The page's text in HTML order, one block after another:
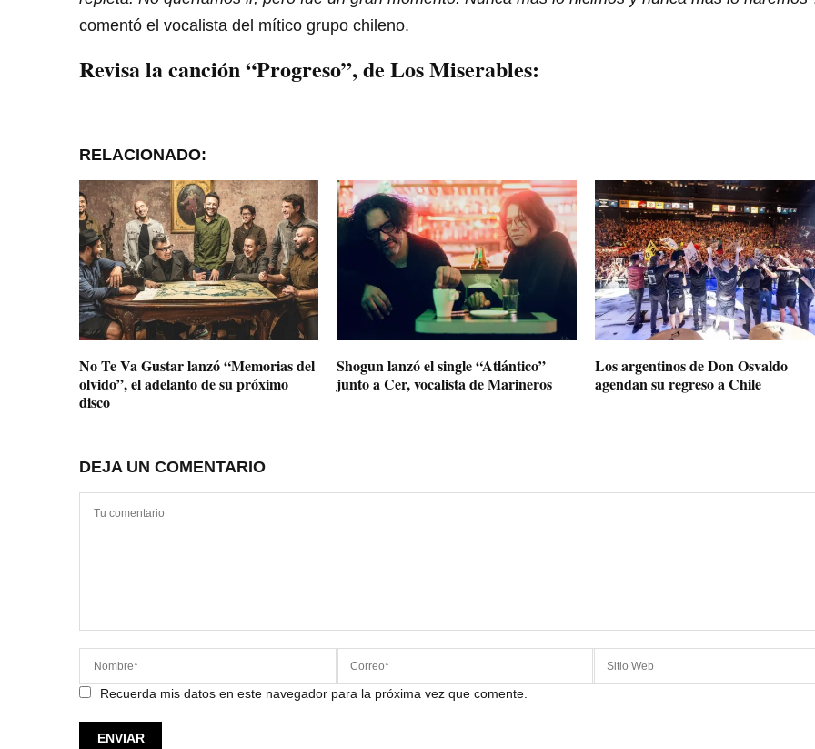
comentó el vocalista del mítico grupo chileno.
Revisa la canción “Progreso”, de Los Miserables:
RELACIONADO:
No Te Va Gustar lanzó “Memorias del
olvido”, el adelanto de su próximo
disco
Shogun lanzó el single “Atlántico”
junto a Cer, vocalista de Marineros
Los argentinos de Don Osvaldo
agendan su regreso a Chile
DEJA UN COMENTARIO
Recuerda mis datos en este navegador para la próxima vez que comente.